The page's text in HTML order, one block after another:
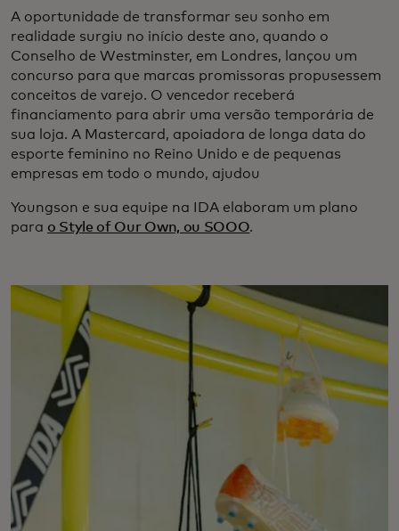
A oportunidade de transformar seu sonho em
realidade surgiu no início deste ano, quando o
Conselho de Westminster, em Londres, lançou um
concurso para que marcas promissoras propusessem
conceitos de varejo. O vencedor receberá
financiamento para abrir uma versão temporária de
sua loja. A Mastercard, apoiadora de longa data do
esporte feminino no Reino Unido e de pequenas
empresas em todo o mundo, ajudou
Youngson e sua equipe na IDA elaboram um plano
para o Style of Our Own, ou SOOO.